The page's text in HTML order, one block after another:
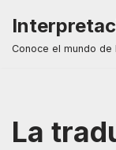
Saltar
Conoce el mundo de
La